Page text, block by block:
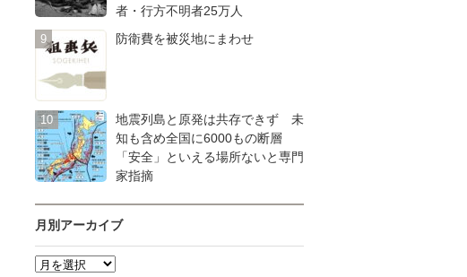
者・行方不明者25万人
防衛費を被災地にまわせ
地震列島と原発は共存できず 未
知も含め全国に6000もの断層
「安全」といえる場所ないと専門
家指摘
月別アーカイブ